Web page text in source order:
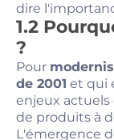
dire
1.2
?
Pour
de 2001 et qui
enjeux actuels
de produits à
L'émergence